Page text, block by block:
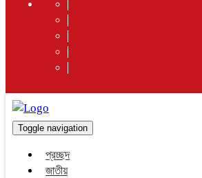
Toggle navigation
প্রচ্ছদ
জাতীয়